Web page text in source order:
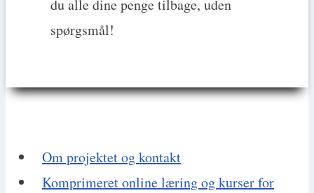
du alle dine penge tilbage, uden
spørgsmål!
Om projektet og kontakt
Komprimeret online læring og kurser for